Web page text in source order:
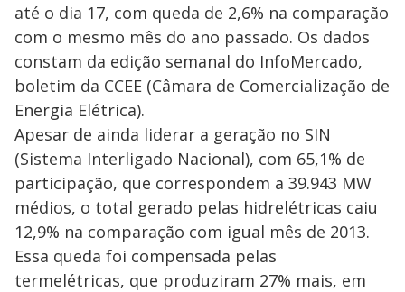
até o dia 17, com queda de 2,6% na comparação
com o mesmo mês do ano passado. Os dados
constam da edição semanal do InfoMercado,
boletim da CCEE (Câmara de Comercialização de
Energia Elétrica).
Apesar de ainda liderar a geração no SIN
(Sistema Interligado Nacional), com 65,1% de
participação, que correspondem a 39.943 MW
médios, o total gerado pelas hidrelétricas caiu
12,9% na comparação com igual mês de 2013.
Essa queda foi compensada pelas
termelétricas, que produziram 27% mais, em